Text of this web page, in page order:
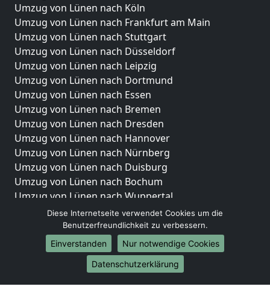
Umzug von Lünen nach Köln
Umzug von Lünen nach Frankfurt am Main
Umzug von Lünen nach Stuttgart
Umzug von Lünen nach Düsseldorf
Umzug von Lünen nach Leipzig
Umzug von Lünen nach Dortmund
Umzug von Lünen nach Essen
Umzug von Lünen nach Bremen
Umzug von Lünen nach Dresden
Umzug von Lünen nach Hannover
Umzug von Lünen nach Nürnberg
Umzug von Lünen nach Duisburg
Umzug von Lünen nach Bochum
Umzug von Lünen nach Wuppertal
Umzug von Lünen nach Bielefeld
Umzug von Lünen nach Bonn
Umzug von Lünen nach Münster
Internationale-Umzüge
Umzug von Lünen nach Brasilien
Diese Internetseite verwendet Cookies um die
Benutzerfreundlichkeit zu verbessern.
Einverstanden
Nur notwendige Cookies
Datenschutzerklärung